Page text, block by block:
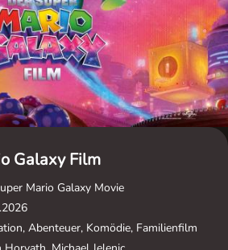
Galaxy Film
Mario Galaxy Movie
Abenteuer, Komödie, Familienfilm